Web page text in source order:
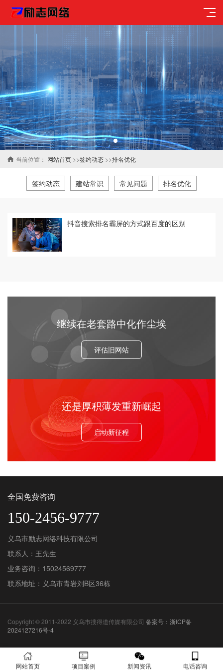
当前位置： 网站首页 >>签约动态 >>排名优化
签约动态 建站常识 常见问题 排名优化
抖音搜索排名霸屏的方式跟百度的区别
继续在老套路中化作尘埃
评估旧网站
还是厚积薄发重新崛起
启动新征程
全国免费咨询
150-2456-9777
义乌市励志网络科技有限公司
联系人：王先生
业务咨询：15024569777
联系地址：义乌市青岩刘B区36栋
Copyright © 2011-2022 义乌市搜得道传媒有限公司 备案号：浙ICP备
2024127216号-4
网站首页 项目案例 新闻资讯 电话咨询